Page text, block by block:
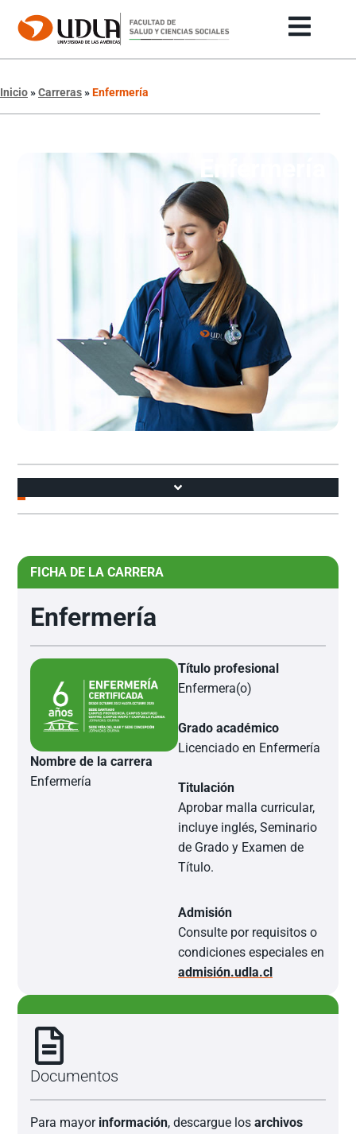
Inicio»Carreras»Enfermería
Enfermería
FICHA DE LA CARRERA
Enfermería
Nombre de la carrera
Enfermería
Título profesional
Enfermera(o)
Grado académico
Licenciado en Enfermería
Titulación
Aprobar malla curricular,
incluye inglés, Seminario
de Grado y Examen de
Título.
Admisión
Consulte por requisitos o
condiciones especiales en
admisión.udla.cl
Documentos
Para mayor información, descargue losarchivos